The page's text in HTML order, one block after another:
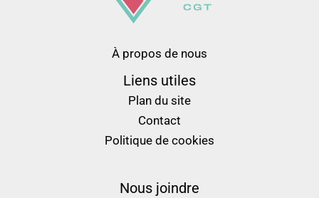
À propos de nous
Liens utiles
Plan du site
Contact
Politique de cookies
Nous joindre